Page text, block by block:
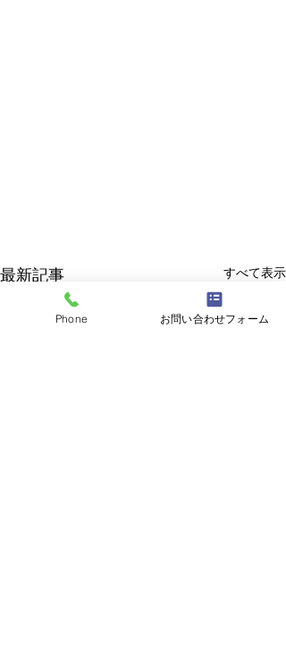
最新記事 すべて表示
Phone お問い合わせフォーム